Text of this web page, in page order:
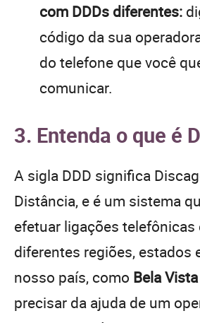
com DDDs diferentes:
código da sua
do telefone que você
comunicar.
3. Entenda o que é
A sigla DDD significa
Distância, e é um sistema
efetuar ligações telefônicas
diferentes regiões, estados
nosso país, como Bela
precisar da ajuda de um